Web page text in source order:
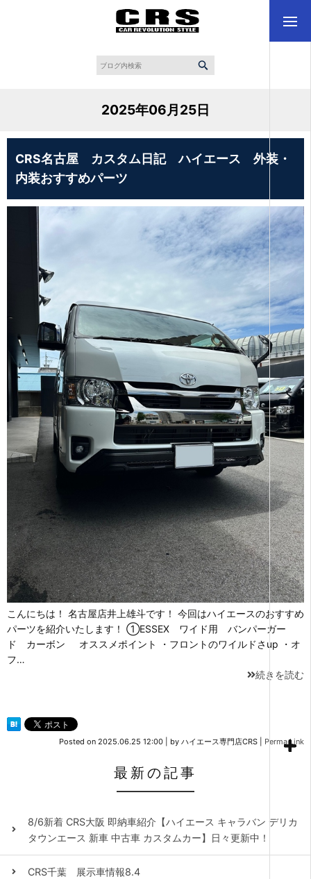
2025年06月25日
CRS名古屋 カスタム日記 ハイエース 外装・
内装おすすめパーツ
こんにちは！ 名古屋店井上雄斗です！ 今回はハイエースのおすすめ
パーツを紹介いたします！ ①ESSEX ワイド用 バンパーガー
ド カーボン オススメポイント ・フロントのワイルドさup ・オ
フ…
続きを読む
Posted on 2025.06.25 12:00 by ハイエース専門店CRS Perma Link
最新の記事
8/6新着 CRS大阪 即納車紹介【ハイエース キャラバン デリカ
タウンエース 新車 中古車 カスタムカー】日々更新中！
CRS千葉 展示車情報8.4